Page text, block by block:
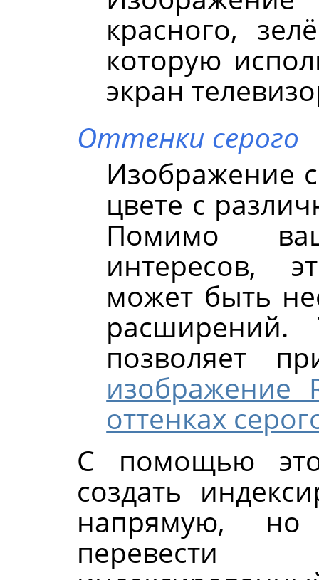
красного,
которую
экран
Оттенки серого
Изображение
цвете с
Помимо
интересов,
может быть
позволяет
изображение
оттенках
С помощью
создать
напрямую,